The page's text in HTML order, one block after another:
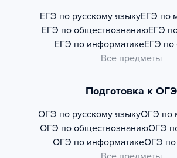
ЕГЭ по русскому языкуЕГЭ по
ЕГЭ по обществознаниюЕГЭ
ЕГЭ по информатикеЕГЭ по
Все предметы
Подготовка к ОГЭ
ОГЭ по русскому языкуОГЭ по
ОГЭ по обществознаниюОГЭ
ОГЭ по информатикеОГЭ по